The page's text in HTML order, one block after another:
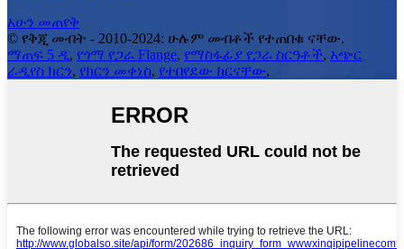
አሁን መጠየቅ
© የቅጂ መብት - 2010-2024: ሁሉም መብቶች የተጠበቁ ናቸው.
ማጠፍ 5 ዲ, የጎማ የጋራ Flange, የማስፋፊያ የጋራ ስርዓቶች, አጭር
ራዲየስ ክርን, የክርን መቀነስ, የተበየደው ክርናቸው,